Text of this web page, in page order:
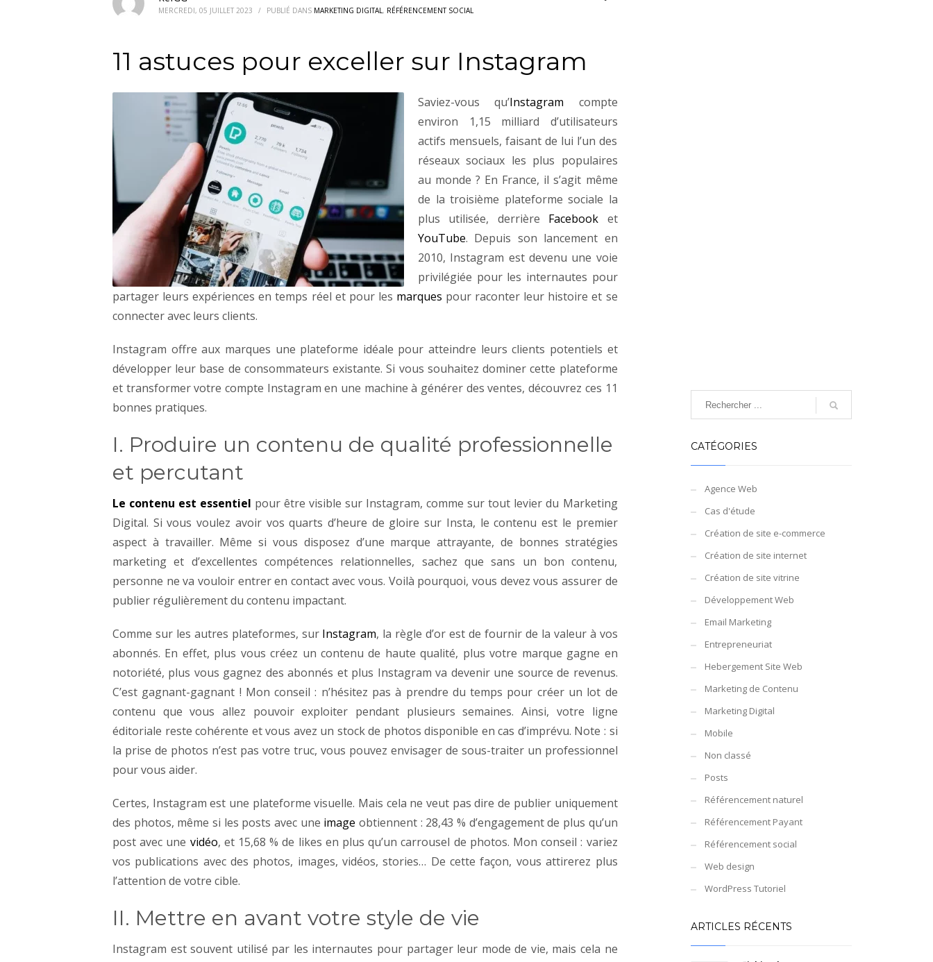
MERCREDI, 05 JUILLET 2023 / PUBLIÉ DANS MARKETING DIGITAL, RÉFÉRENCEMENT SOCIAL
11 astuces pour exceller sur Instagram
Saviez-vous qu’Instagram compte
environ 1,15 milliard d’utilisateurs
actifs mensuels, faisant de lui l’un des
réseaux sociaux les plus populaires
au monde ? En France, il s’agit même
de la troisième plateforme sociale la
plus utilisée, derrière Facebook et
YouTube. Depuis son lancement en
2010, Instagram est devenu une voie
privilégiée pour les internautes pour
partager leurs expériences en temps réel et pour les marques pour raconter leur histoire et se
connecter avec leurs clients.
Instagram offre aux marques une plateforme idéale pour atteindre leurs clients potentiels et
développer leur base de consommateurs existante.Si vous souhaitez dominer cette plateforme
et transformer votre compte Instagram en une machine à générer des ventes, découvrez ces 11
bonnes pratiques.
I. Produire un contenu de qualité professionnelle
et percutant
Le contenu est essentiel pour être visible sur Instagram, comme sur tout levier du Marketing
Digital. Si vous voulez avoir vos quarts d’heure de gloire sur Insta, le contenu est le premier
aspect à travailler. Même si vous disposez d’une marque attrayante, de bonnes stratégies
marketing et d’excellentes compétences relationnelles, sachez que sans un bon contenu,
personne ne va vouloir entrer en contact avec vous. Voilà pourquoi, vous devez vous assurer de
publier régulièrement du contenu impactant.
Comme sur les autres plateformes, sur Instagram, la règle d’or est de fournir de la valeur à vos
abonnés. En effet, plus vous créez un contenu de haute qualité, plus votre marque gagne en
notoriété, plus vous gagnez des abonnés et plus Instagram va devenir une source de revenus.
C’est gagnant-gagnant ! Mon conseil : n’hésitez pas à prendre du temps pour créer un lot de
contenu que vous allez pouvoir exploiter pendant plusieurs semaines. Ainsi, votre ligne
éditoriale reste cohérente et vous avez un stock de photos disponible en cas d’imprévu. Note : si
la prise de photos n’est pas votre truc, vous pouvez envisager de sous-traiter un professionnel
pour vous aider.
Certes, Instagram est une plateforme visuelle. Mais cela ne veut pas dire de publier uniquement
des photos, même si les posts avec une image obtiennent : 28,43 % d’engagement de plus qu’un
post avec une vidéo, et 15,68 % de likes en plus qu’un carrousel de photos. Mon conseil : variez
vos publications avec des photos, images, vidéos, stories… De cette façon, vous attirerez plus
l’attention de votre cible.
II. Mettre en avant votre style de vie
Instagram est souvent utilisé par les internautes pour partager leur mode de vie, mais cela ne
CATÉGORIES
Agence Web
Cas d'étude
Création de site e-commerce
Création de site internet
Création de site vitrine
Développement Web
Email Marketing
Entrepreneuriat
Hebergement Site Web
Marketing de Contenu
Marketing Digital
Mobile
Non classé
Posts
Référencement naturel
Référencement Payant
Référencement social
Web design
WordPress Tutoriel
ARTICLES RÉCENTS